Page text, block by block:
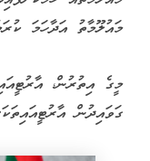
މައުލޫމާތު އަދާހަމަ
މީގެ އިތުރުން،
ގަވައިދުން